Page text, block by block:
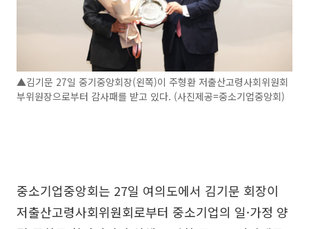
▲김기문 27일 중기중앙회장(왼쪽)이 주형환 저출산고령사회위원회
부위원장으로부터 감사패를 받고 있다. (사진제공=중소기업중앙회)
중소기업중앙회는 27일 여의도에서 김기문 회장이
저출산고령사회위원회로부터 중소기업의 일·가정 양